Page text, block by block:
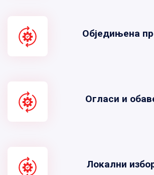
Обједињена
Огласи и
Локални